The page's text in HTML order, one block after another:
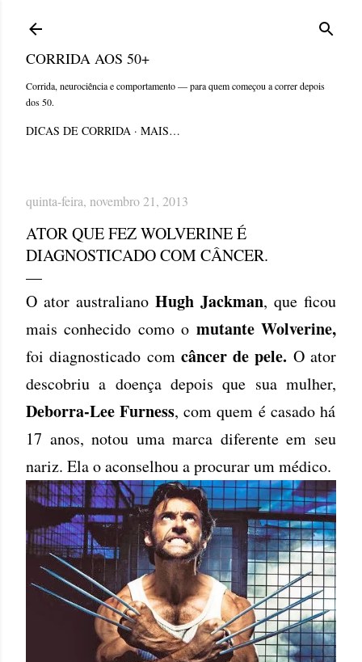
CORRIDA AOS 50+
Corrida, neurociência e comportamento — para quem começou a correr depois
dos 50.
DICAS DE CORRIDA MAIS…
quinta-feira, novembro 21, 2013
ATOR QUE FEZ WOLVERINE É
DIAGNOSTICADO COM CÂNCER.
O ator australiano Hugh Jackman, que ficou
mais conhecido como o mutante Wolverine,
foi diagnosticado com câncer de pele. O ator
descobriu a doença depois que sua mulher,
Deborra-Lee Furness, com quem é casado há
17 anos, notou uma marca diferente em seu
nariz. Ela o aconselhou a procurar um médico.